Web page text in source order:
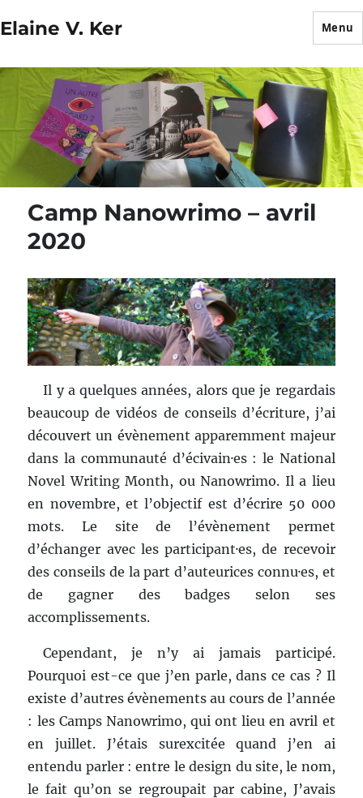
Elaine V. Ker Menu
Camp Nanowrimo – avril
2020
Il y a quelques années, alors que je regardais
beaucoup de vidéos de conseils d’écriture, j’ai
découvert un évènement apparemment majeur
dans la communauté d’écivain·es : le National
Novel Writing Month, ou Nanowrimo. Il a lieu
en novembre, et l’objectif est d’écrire 50 000
mots. Le site de l’évènement permet
d’échanger avec les participant·es, de recevoir
des conseils de la part d’auteurices connu·es, et
de gagner des badges selon ses
accomplissements.
Cependant, je n’y ai jamais participé.
Pourquoi est-ce que j’en parle, dans ce cas ? Il
existe d’autres évènements au cours de l’année
: les Camps Nanowrimo, qui ont lieu en avril et
en juillet. J’étais surexcitée quand j’en ai
entendu parler : entre le design du site, le nom,
le fait qu’on se regroupait par cabine, J’avais